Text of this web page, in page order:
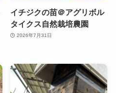
イチジクの苗＠アグリボル
タイクス自然栽培農園
2026年7月31日